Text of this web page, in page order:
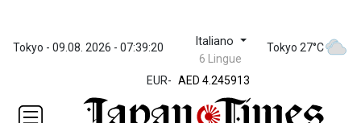
Tokyo - 09.08. 2026 - 07:39:20 Italiano
6 Lingue
Tokyo 27°C
EUR-
ZWL 372.275202
AED 4.245913
AED 4.245913
AFN 76.887634
ALL 93.218842